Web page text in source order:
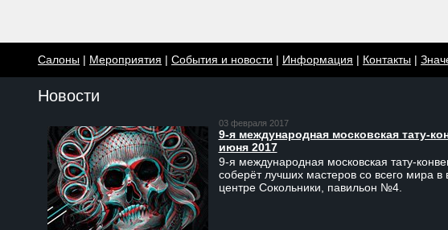
Салоны | Мероприятия | События и новости | Информация | Контакты |
Новости
03 февраля 2017
9-я международная московская тату-
июня 2017
9-я международная московская тату-
соберёт лучших мастеров со всего мира в
центре Сокольники, павильон №4.